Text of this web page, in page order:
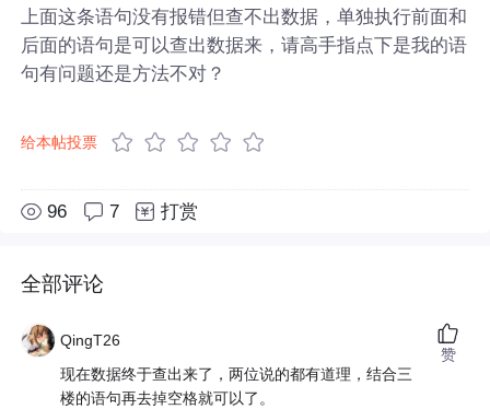
上面这条语句没有报错但查不出数据，单独执行前面和
后面的语句是可以查出数据来，请高手指点下是我的语
句有问题还是方法不对？
给本帖投票
96 7 打赏
全部评论
QingT26
现在数据终于查出来了，两位说的都有道理，结合三
楼的语句再去掉空格就可以了。
赞